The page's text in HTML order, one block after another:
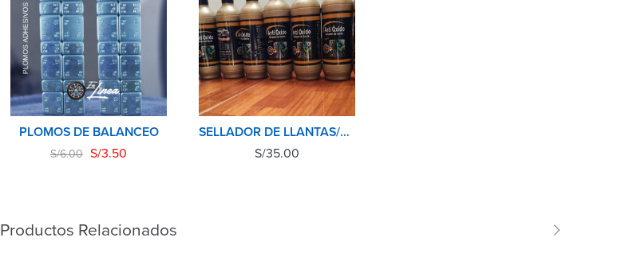
PLOMOS DE BALANCEO
S/6.00 S/3.50
SELLADOR DE LLANTAS/ANTIPINCHASO 500ML CUBULL
S/35.00
Productos Relacionados